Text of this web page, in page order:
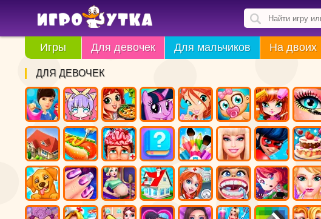
Игры Для девочек Для мальчиков На двоих
ДЛЯ ДЕВОЧЕК